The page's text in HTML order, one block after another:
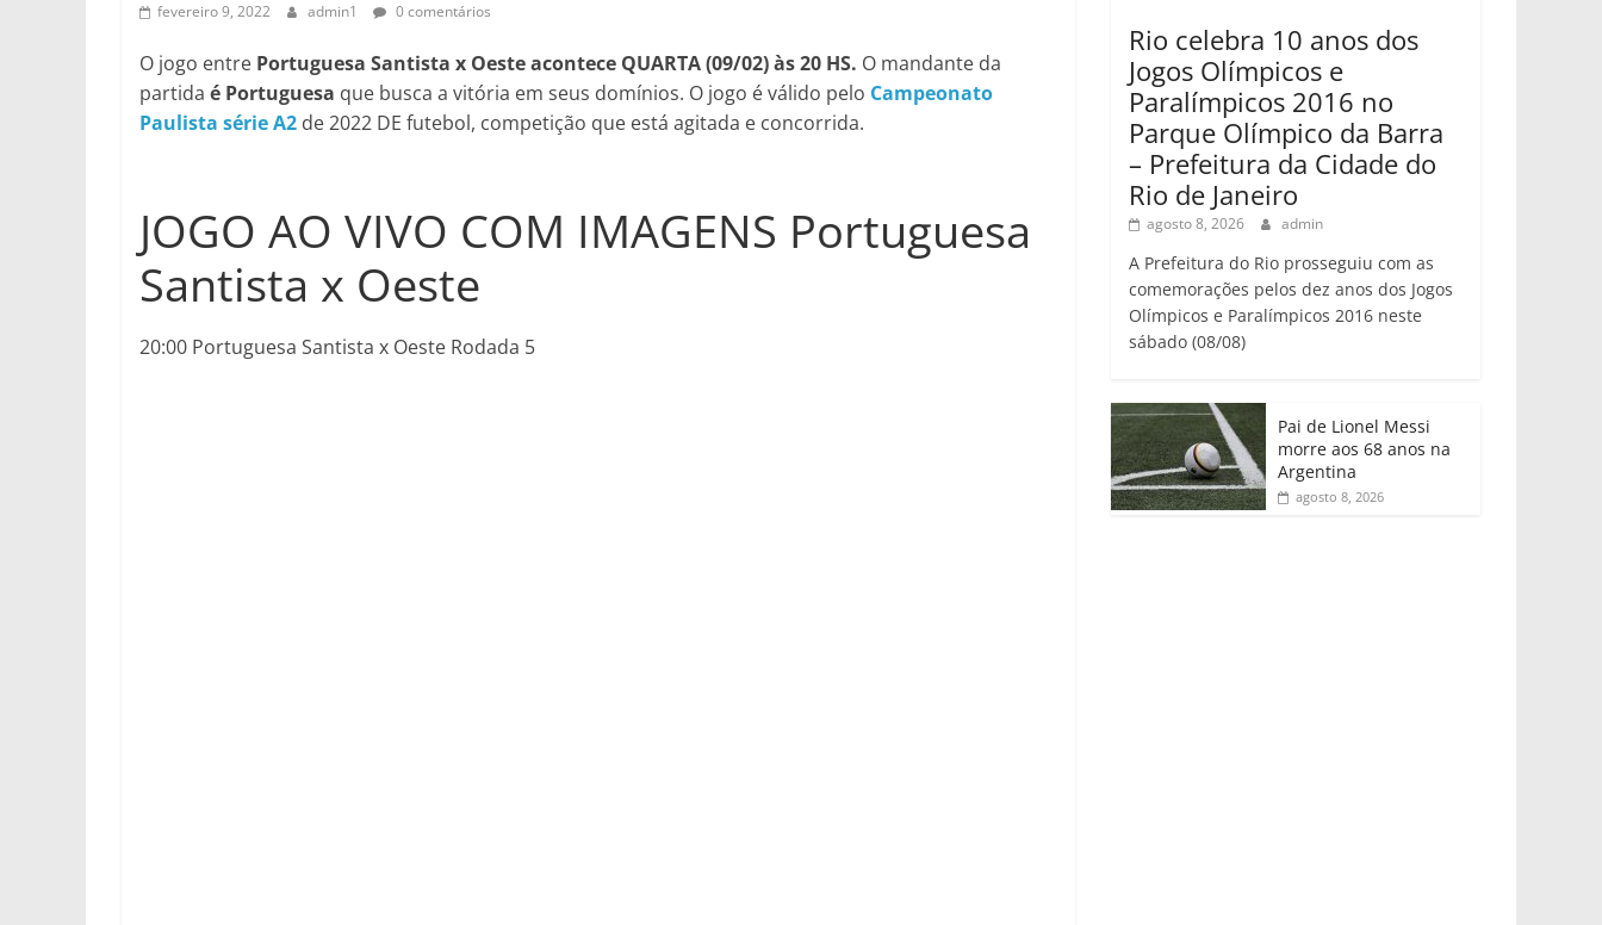
fevereiro 9, 2022 admin1 0 comentários
O jogo entre Portuguesa Santista x Oeste acontece QUARTA (09/02) às 20 HS. O mandante da
partida é Portuguesa que busca a vitória em seus domínios. O jogo é válido pelo Campeonato
Paulista série A2 de 2022 DE futebol, competição que está agitada e concorrida.
JOGO AO VIVO COM IMAGENS Portuguesa
Santista x Oeste
20:00 Portuguesa Santista x Oeste Rodada 5
Rio celebra 10 anos dos
Jogos Olímpicos e
Paralímpicos 2016 no
Parque Olímpico da Barra
– Prefeitura da Cidade do
Rio de Janeiro
agosto 8, 2026 admin
A Prefeitura do Rio prosseguiu com as
comemorações pelos dez anos dos Jogos
Olímpicos e Paralímpicos 2016 neste
sábado (08/08)
Pai de Lionel Messi
morre aos 68 anos na
Argentina
agosto 8, 2026